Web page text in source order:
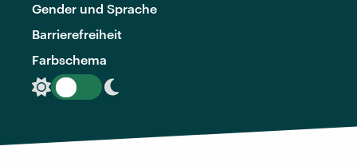
Gender und Sprache
Barrierefreiheit
Farbschema